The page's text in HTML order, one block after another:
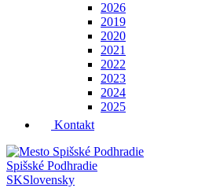
2026
2019
2020
2021
2022
2023
2024
2025
Kontakt
Spišské Podhradie
SKSlovensky